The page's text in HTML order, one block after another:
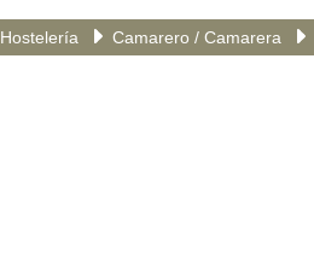
Hostelería Camarero / Camarera